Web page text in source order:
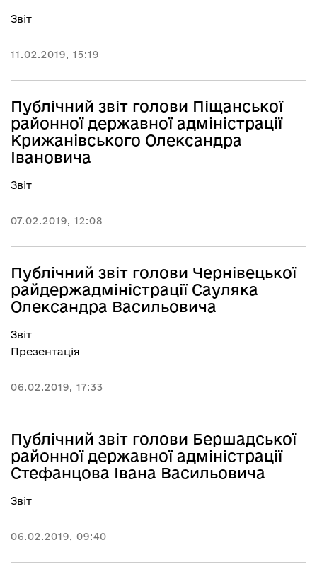
Звіт
11.02.2019, 15:19
Публічний звіт голови Піщанської
районної державної адміністрації
Крижанівського Олександра
Івановича
Звіт
07.02.2019, 12:08
Публічний звіт голови Чернівецької
райдержадміністрації Сауляка
Олександра Васильовича
Звіт
Презентація
06.02.2019, 17:33
Публічний звіт голови Бершадської
районної державної адміністрації
Стефанцова Івана Васильовича
Звіт
06.02.2019, 09:40